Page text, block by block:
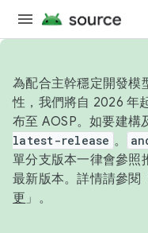
為配合主幹穩定開發模
性，我們將自 2026 年
布至 AOSP。如要建構
latest-release 。
單分支版本一律會參照
最新版本。詳情請參閱
更 」。